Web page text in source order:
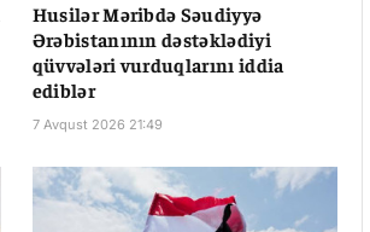
Husilər Məribdə Səudiyyə
Ərəbistanının dəstəklədiyi
qüvvələri vurduqlarını iddia
ediblər
7 Avqust 2026 21:49